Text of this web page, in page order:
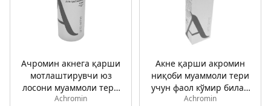
Ачромин акнега қарши
мотлаштирувчи юз
лосони муаммоли тери
учун 150мл
Achromin
Акне қарши акромин
ниқоби муаммоли тери
учун фаол кўмир билан
75 мл
Achromin